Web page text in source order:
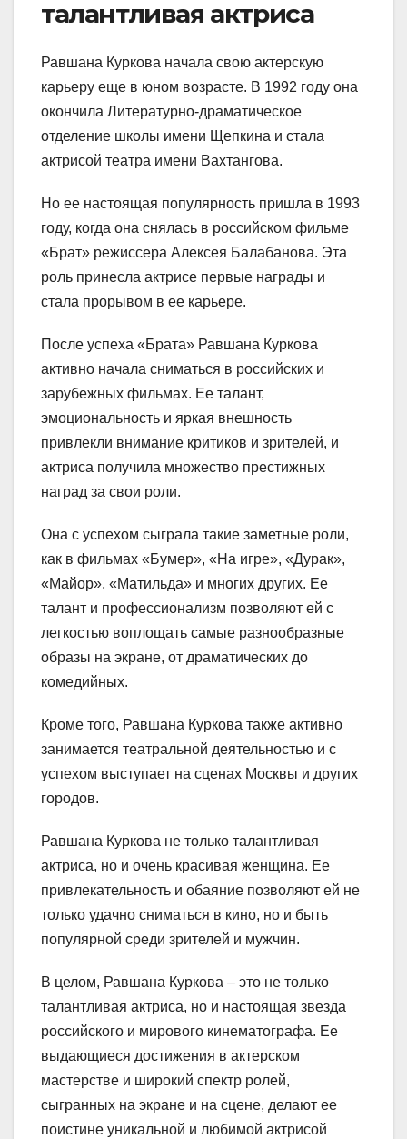
талантливая актриса
Равшана Куркова начала свою актерскую
карьеру еще в юном возрасте. В 1992 году она
окончила Литературно-драматическое
отделение школы имени Щепкина и стала
актрисой театра имени Вахтангова.
Но ее настоящая популярность пришла в 1993
году, когда она снялась в российском фильме
«Брат» режиссера Алексея Балабанова. Эта
роль принесла актрисе первые награды и
стала прорывом в ее карьере.
После успеха «Брата» Равшана Куркова
активно начала сниматься в российских и
зарубежных фильмах. Ее талант,
эмоциональность и яркая внешность
привлекли внимание критиков и зрителей, и
актриса получила множество престижных
наград за свои роли.
Она с успехом сыграла такие заметные роли,
как в фильмах «Бумер», «На игре», «Дурак»,
«Майор», «Матильда» и многих других. Ее
талант и профессионализм позволяют ей с
легкостью воплощать самые разнообразные
образы на экране, от драматических до
комедийных.
Кроме того, Равшана Куркова также активно
занимается театральной деятельностью и с
успехом выступает на сценах Москвы и других
городов.
Равшана Куркова не только талантливая
актриса, но и очень красивая женщина. Ее
привлекательность и обаяние позволяют ей не
только удачно сниматься в кино, но и быть
популярной среди зрителей и мужчин.
В целом, Равшана Куркова – это не только
талантливая актриса, но и настоящая звезда
российского и мирового кинематографа. Ее
выдающиеся достижения в актерском
мастерстве и широкий спектр ролей,
сыгранных на экране и на сцене, делают ее
поистине уникальной и любимой актрисой